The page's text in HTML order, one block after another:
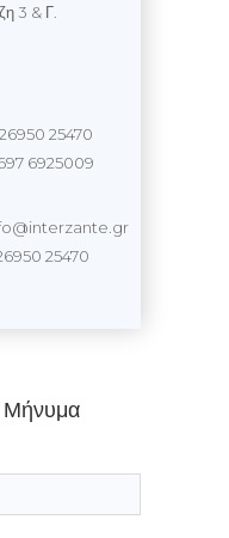
3 & Γ.
25470
6925009
25470